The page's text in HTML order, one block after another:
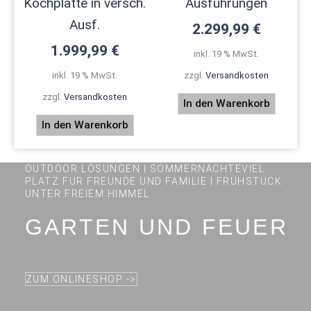
Ausf.
1.999,99 €
inkl. 19 % MwSt.
zzgl. Versandkosten
In den Warenkorb
2.299,99 €
inkl. 19 % MwSt.
zzgl. Versandkosten
In den Warenkorb
OUTDOOR LÖSUNGEN | SOMMERNÄCHTEVIEL
PLATZ FÜR FREUNDE UND FAMILIE | FRÜHSTÜCK
UNTER FREIEM HIMMEL
GARTEN UND FEUER
ZUM ONLINESHOP ->